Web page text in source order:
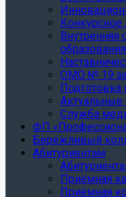
Внутренняя
образования
ОМО № 19
Подготовка
Актуальные
Служба
ФП
Бережливый
Абитуриентам
Приёмная
Приёмная